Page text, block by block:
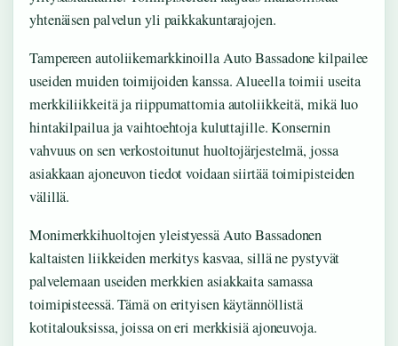
yhtenäisen palvelun yli paikkakuntarajojen.
Tampereen autoliikemarkkinoilla Auto Bassadone kilpailee
useiden muiden toimijoiden kanssa. Alueella toimii useita
merkkiliikkeitä ja riippumattomia autoliikkeitä, mikä luo
hintakilpailua ja vaihtoehtoja kuluttajille. Konsernin
vahvuus on sen verkostoitunut huoltojärjestelmä, jossa
asiakkaan ajoneuvon tiedot voidaan siirtää toimipisteiden
välillä.
Monimerkkihuoltojen yleistyessä Auto Bassadonen
kaltaisten liikkeiden merkitys kasvaa, sillä ne pystyvät
palvelemaan useiden merkkien asiakkaita samassa
toimipisteessä. Tämä on erityisen käytännöllistä
kotitalouksissa, joissa on eri merkkisiä ajoneuvoja.